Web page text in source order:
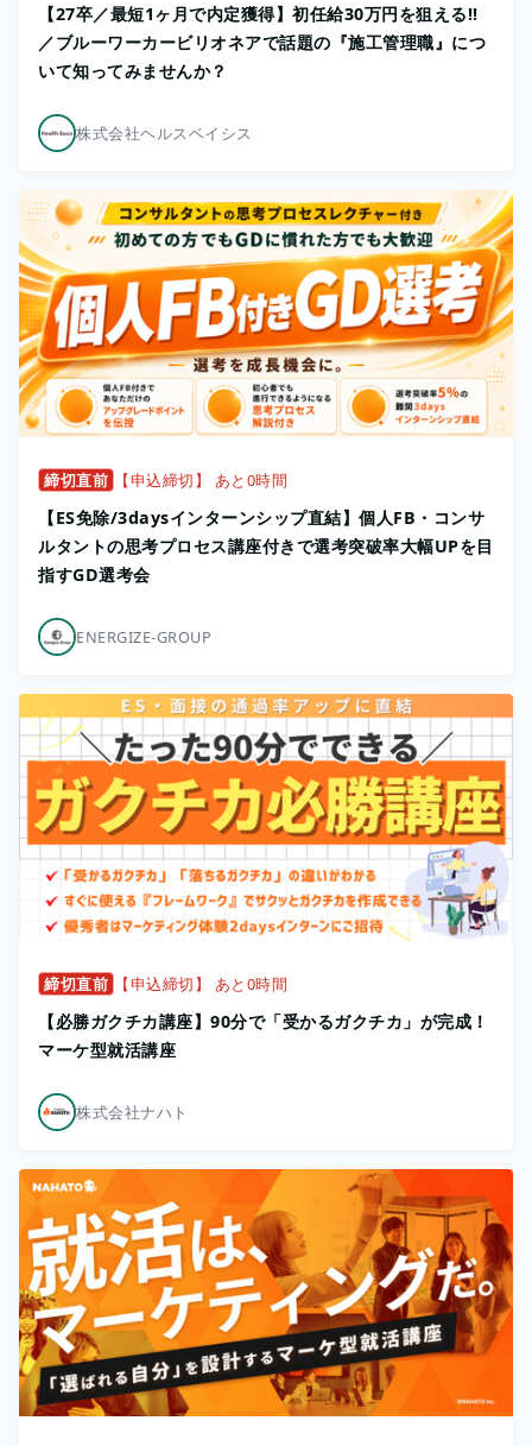
【27卒／最短1ヶ月で内定獲得】初任給30万円を狙える!!
／ブルーワーカービリオネアで話題の『施工管理職』につ
いて知ってみませんか？
株式会社ヘルスベイシス
締切直前 【申込締切】 あと0時間
【ES免除/3daysインターンシップ直結】個人FB・コンサ
ルタントの思考プロセス講座付きで選考突破率大幅UPを目
指すGD選考会
ENERGIZE-GROUP
締切直前 【申込締切】 あと0時間
【必勝ガクチカ講座】90分で「受かるガクチカ」が完成！
マーケ型就活講座
株式会社ナハト